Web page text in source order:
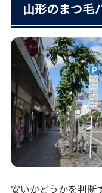
山形のまつ毛
安いかどうかを判断